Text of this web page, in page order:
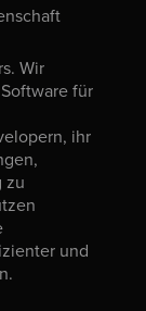
Wir
für
ihr
zu
und